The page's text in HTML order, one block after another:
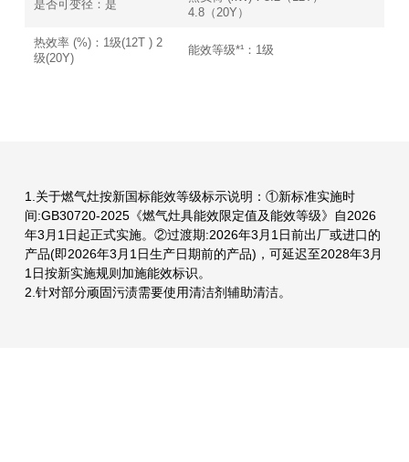
是否可变径：是
4.8（20Y）
热效率 (%)：1级(12T ) 2
级(20Y)
能效等级*¹：1级
1.关于燃气灶按新国标能效等级标示说明：①新标准实施时
间:GB30720-2025《燃气灶具能效限定值及能效等级》自2026
年3月1日起正式实施。②过渡期:2026年3月1日前出厂或进口的
产品(即2026年3月1日生产日期前的产品)，可延迟至2028年3月
1日按新实施规则加施能效标识。
2.针对部分顽固污渍需要使用清洁剂辅助清洁。